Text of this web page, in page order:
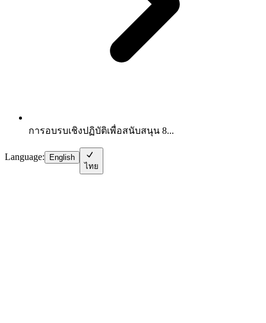
การอบรบเชิงปฏิบัติเพื่อสนับสนุน 8...
Language:
English
ไทย